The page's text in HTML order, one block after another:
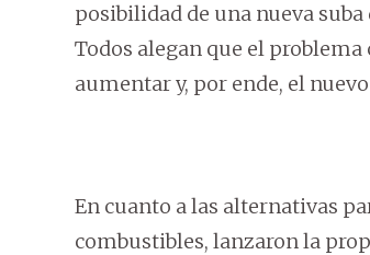
posibilidad de una nueva
Todos alegan que el
aumentar y, por ende, el
En cuanto a las alternativas
combustibles, lanzaron la